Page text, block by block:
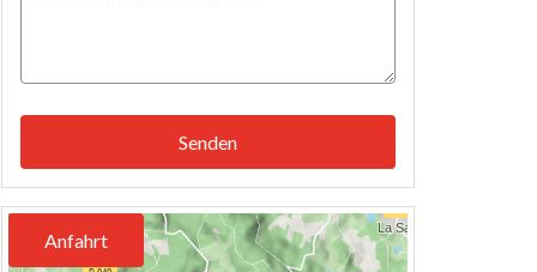
Senden
Anfahrt